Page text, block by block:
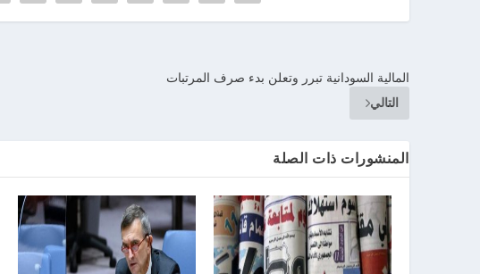
المالية السودانية تبرر وتعلن بدء صرف المرتبات
التالي
المنشورات ذات الصلة